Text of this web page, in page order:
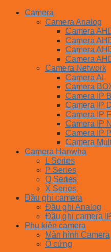
Camera
Camera Analog
Camera
Camera
Camera
Camera
Camera Network
Camera AI
Camera
Camera IP
Camera IP
Camera IP
Camera IP
Camera IP
Camera
Camera Hanwha
L Series
P Series
Q Series
X Series
Đầu ghi camera
Đầu ghi Analog
Đầu ghi camera
Phụ kiện camera
Màn hình Camera
Ổ cứng